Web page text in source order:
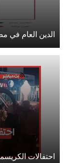
الدين العام في
احتفالات